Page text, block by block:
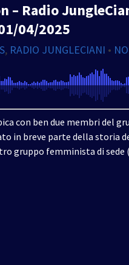
– Radio
04/2025
, RADIO JUNGLECIANI •
con ben due membri del
in breve parte della storia
gruppo femminista di sede